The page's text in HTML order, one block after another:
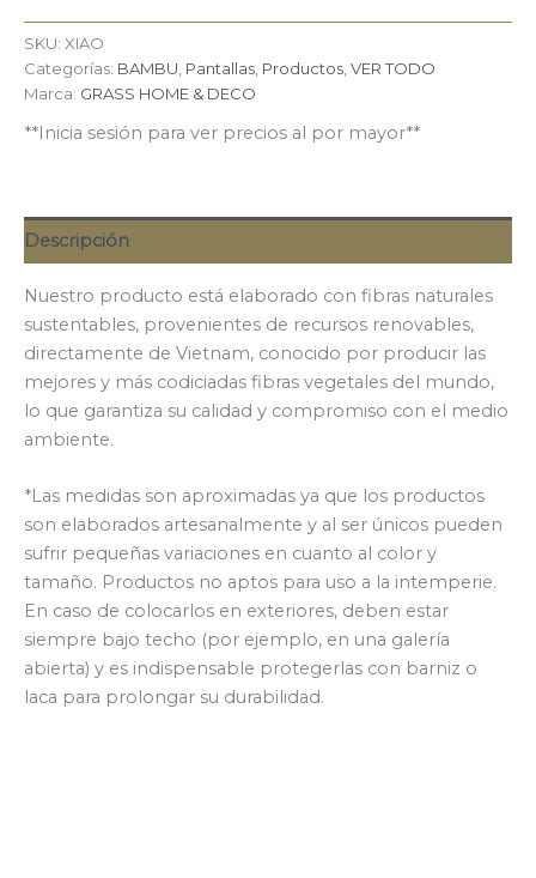
SKU: XIAO
Categorías: BAMBU Pantallas Productos VER TODO
Marca: GRASS HOME & DECO
**Inicia sesión para ver precios al por mayor**
Descripción
Nuestro producto está elaborado con fibras naturales
sustentables, provenientes de recursos renovables,
directamente de Vietnam, conocido por producir las
mejores y más codiciadas fibras vegetales del mundo,
lo que garantiza su calidad y compromiso con el medio
ambiente.
*Las medidas son aproximadas ya que los productos
son elaborados artesanalmente y al ser únicos pueden
sufrir pequeñas variaciones en cuanto al color y
tamaño. Productos no aptos para uso a la intemperie.
En caso de colocarlos en exteriores, deben estar
siempre bajo techo (por ejemplo, en una galería
abierta) y es indispensable protegerlas con barniz o
laca para prolongar su durabilidad.